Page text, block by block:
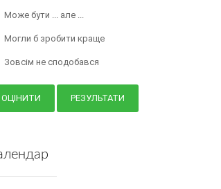
Може бути ... але ...
Могли б зробити краще
Зовсім не сподобався